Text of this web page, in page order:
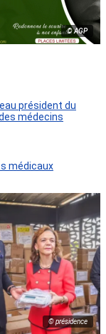
© AGP
président du
médecins
médicaux
© présidence